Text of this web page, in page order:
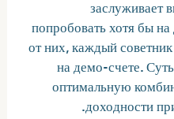
заслуживает
попробовать хотя бы
от них, каждый
на демо-счете.
оптимальную
доходности